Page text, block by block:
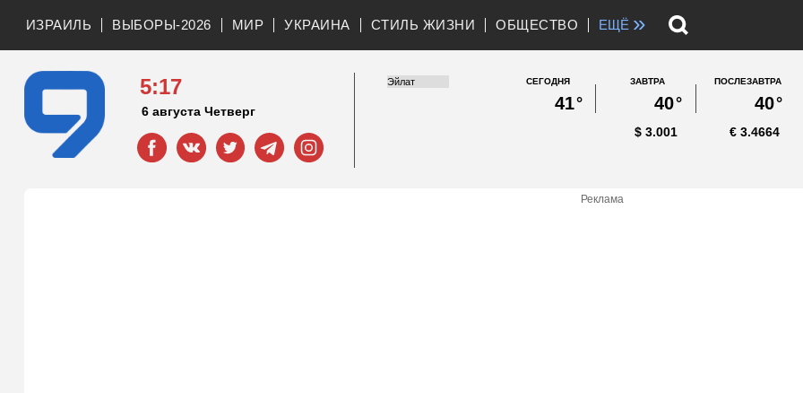
ИЗРАИЛЬ ВЫБОРЫ-2026 МИР УКРАИНА СТИЛЬ ЖИЗНИ ОБЩЕСТВО ЕЩЁ »
5:17
6 августа Четверг
СЕГОДНЯ
41°
ЗАВТРА
40°
ПОСЛЕЗАВТРА
40°
3.001
$ 3.4664
€
Реклама